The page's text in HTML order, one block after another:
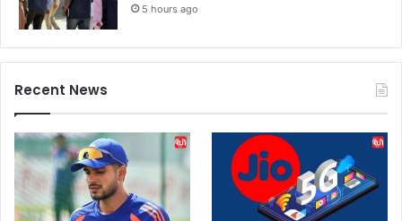
5 hours ago
Recent News